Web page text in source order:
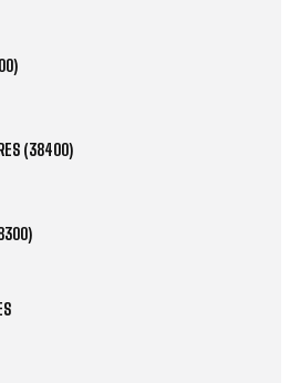
(38400)